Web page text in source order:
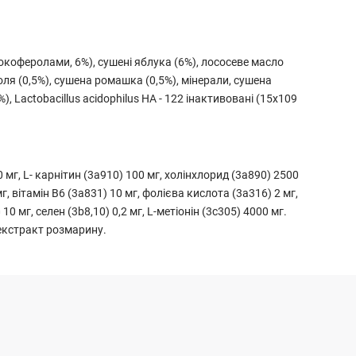
6%), сушені яблука (6%), лососеве масло
(0,5%), сушена ромашка (0,5%), мінерали, сушена
Lactobacillus acidophilus HA - 122 інактивовані (15x109
L- карнітин (3a910) 100 мг, холінхлорид (3a890) 2500
вітамін B6 (3a831) 10 мг, фолієва кислота (3a316) 2 мг,
мг, селен (3b8,10) 0,2 мг, L-метіонін (3c305) 4000 мг.
розмарину.